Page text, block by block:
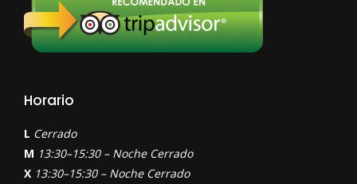
Horario
L Cerrado
M 13:30–15:30 – Noche Cerrado
X 13:30–15:30 – Noche Cerrado